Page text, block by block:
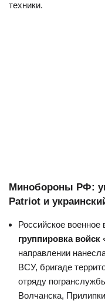
техники.
Минобороны РФ:
Patriot и
Российское военное
группировка войск
направлении
ВСУ, бригаде
отряду
Волчанска,